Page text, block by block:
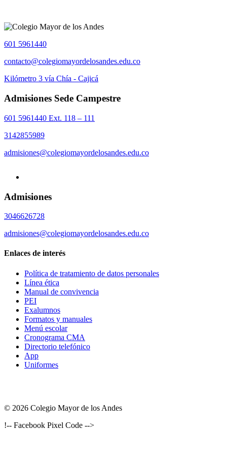
601 5961440
contacto@colegiomayordelosandes.edu.co
Kilómetro 3 vía Chía - Cajicá
Admisiones Sede Campestre
601 5961440 Ext. 118 – 111
3142855989
admisiones@colegiomayordelosandes.edu.co
Admisiones
3046626728
admisiones@colegiomayordelosandes.edu.co
Enlaces de interés
Política de tratamiento de datos personales
Línea ética
Manual de convivencia
PEI
Exalumnos
Formatos y manuales
Menú escolar
Cronograma CMA
Directorio telefónico
App
Uniformes
© 2026 Colegio Mayor de los Andes
!-- Facebook Pixel Code -->